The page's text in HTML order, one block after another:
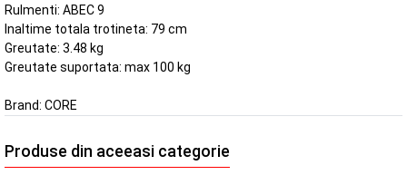
Rulmenti: ABEC 9
Inaltime totala trotineta: 79 cm
Greutate: 3.48 kg
Greutate suportata: max 100 kg
Brand: CORE
Produse din aceeasi categorie